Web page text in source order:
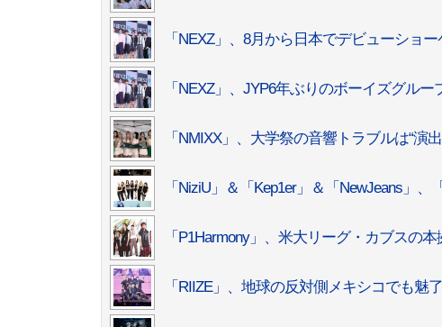
「NEXZ」、8月から日本でデビューショ
「NEXZ」、JYP6年ぶりのボーイズグル
「NMIXX」、大学祭の音響トラブルは“
「NiziU」＆「Kep1er」＆「NewJeans」
「P1Harmony」、米大リーグ・カブスの
「RIIZE」、地球の反対側メキシコでも魅